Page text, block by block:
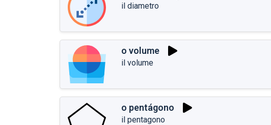
il diametro
o volume
il volume
o pentágono
il pentagono